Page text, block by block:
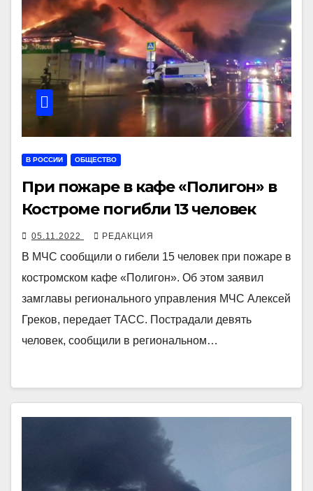
В РОССИИ ОБЩЕСТВО
При пожаре в кафе «Полигон» в
Костроме погибли 13 человек
05.11.2022 РЕДАКЦИЯ
В МЧС сообщили о гибели 15 человек при пожаре в
костромском кафе «Полигон». Об этом заявил
замглавы регионального управления МЧС Алексей
Греков, передает ТАСС. Пострадали девять
человек, сообщили в региональном…